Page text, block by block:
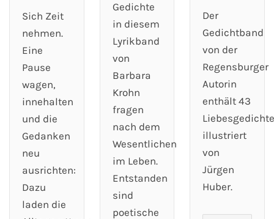
Sich Zeit
nehmen.
Eine
Pause
wagen,
innehalten
und die
Gedanken
neu
ausrichten:
Dazu
laden die
Gedichte
in diesem
Lyrikband
von
Barbara
Krohn
fragen
nach dem
Wesentlichen
im Leben.
Entstanden
sind
poetische
Der
Gedichtband
von der
Regensburger
Autorin
enthält 43
illustriert
von
Jürgen
Huber.